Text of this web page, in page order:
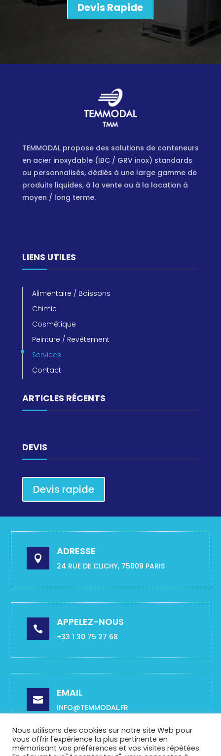
Devis Rapide
TEMMODAL propose des solutions de conteneurs
en acier inoxydable (IBC / GRV inox) standards
ou personnalisés, dédiés à une large gamme de
produits liquides, à la vente ou à la location à
moyen / long terme.
LIENS UTILES
Alimentaire / Boissons
Chimie
Cosmétique
Peinture / Revêtement
Services
Contact
ARTICLES RÉCENTS
DEVIS
Devis rapide

ADRESSE
24 RUE DE CLICHY, 75009 PARIS

APPELEZ-NOUS
+33 1 30 75 27 68

EMAIL
INFO@TEMMODAL.FR
Nous utilisons des cookies sur notre site Web pour
vous offrir l'expérience la plus pertinente en
mémorisant vos préférences et vos visites répétées.